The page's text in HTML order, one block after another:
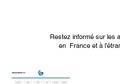
Restez informé sur les
en France et à